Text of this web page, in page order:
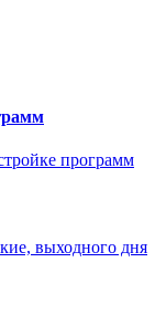
программ
выходного дня